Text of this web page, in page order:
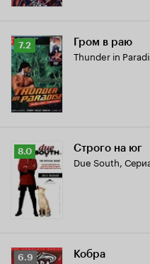
Рейтинг
Кинопоиска
7.2
7.2 Гром в раю
Thunder in
Рейтинг
Кинопоиска
8.0
8.0 Строго на юг
Due South,
Рейтинг
6.9 Кобра